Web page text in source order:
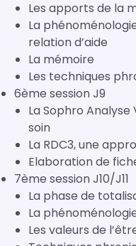
Les apports de la
La
relation d’aide
La mémoire
Les techniques
6ème session J9
La Sophro
soin
La RDC3, une
Elaboration de
7ème session J10/J11
La phase de
La
Les valeurs de